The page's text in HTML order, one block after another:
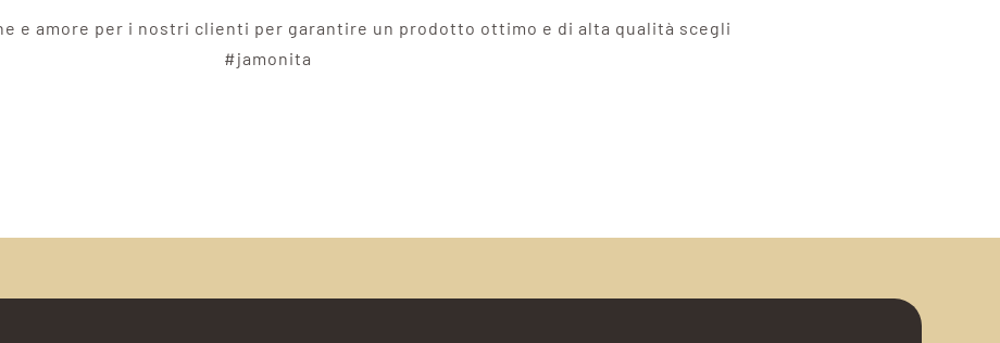
e amore per i nostri clienti per garantire un prodotto ottimo e di alta qualità scegli
#jamonita